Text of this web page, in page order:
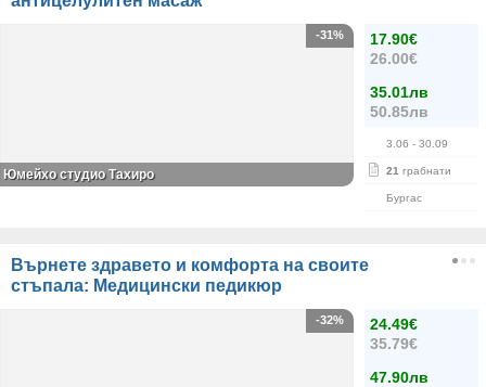
17.90€
26.00€
35.01лв
50.85лв
3.06 - 30.09
21 грабнати
Бургас
-31%
Юмейхо студио Тахиро
Върнете здравето и комфорта на своите
стъпала: Медицински педикюр
24.49€
35.79€
47.90лв
-32%